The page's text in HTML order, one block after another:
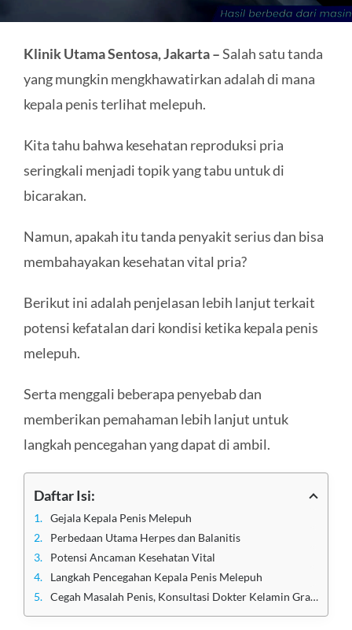
Klinik Utama Sentosa, Jakarta –Salah satu tanda
yang mungkin mengkhawatirkan adalah di mana
kepala penis terlihat melepuh.
Kita tahu bahwa kesehatan reproduksi pria
seringkali menjadi topik yang tabu untuk di
bicarakan.
Namun, apakah itu tanda penyakit serius dan bisa
membahayakan kesehatan vital pria?
Berikut ini adalah penjelasan lebih lanjut terkait
potensi kefatalan dari kondisi ketika kepala penis
melepuh.
Serta menggali beberapa penyebab dan
memberikan pemahaman lebih lanjut untuk
langkah pencegahan yang dapat di ambil.
Daftar Isi:
Gejala Kepala Penis Melepuh
Perbedaan Utama Herpes dan Balanitis
Potensi Ancaman Kesehatan Vital
Langkah Pencegahan Kepala Penis Melepuh
Cegah Masalah Penis, Konsultasi Dokter Kelamin Gratis!